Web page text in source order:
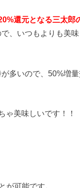
還元となる三太郎
、いつもよりも美
多いので、50%増
ゃ美味しいです！！
が可能です。